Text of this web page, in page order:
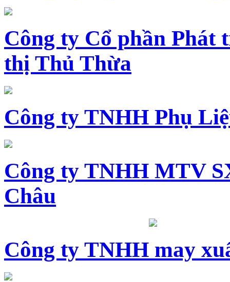
Công ty Cổ phần Phát
thị Thủ Thừa
Công ty TNHH Phụ
Công ty TNHH MTV
Châu
Công ty TNHH may